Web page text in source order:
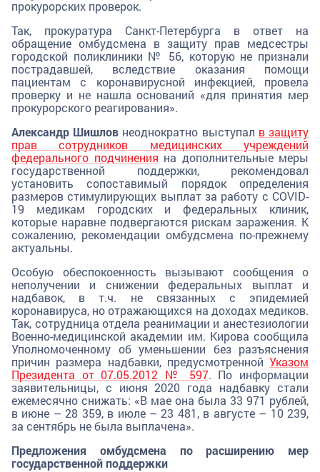
прокурорских проверок.
Так, прокуратура Санкт-Петербурга в ответ на
обращение омбудсмена в защиту прав медсестры
городской поликлиники № 56, которую не признали
пострадавшей, вследствие оказания помощи
пациентам с коронавирусной инфекцией, провела
проверку и не нашла оснований «для принятия мер
прокурорского реагирования».
Александр Шишлов неоднократно выступал в защиту
прав сотрудников медицинских учреждений
федерального подчинения на дополнительные меры
государственной поддержки, рекомендовал
установить сопоставимый порядок определения
размеров стимулирующих выплат за работу с COVID-
19 медикам городских и федеральных клиник,
которые наравне подвергаются рискам заражения. К
сожалению, рекомендации омбудсмена по-прежнему
актуальны.
Особую обеспокоенность вызывают сообщения о
неполучении и снижении федеральных выплат и
надбавок, в т.ч. не связанных с эпидемией
коронавируса, но отражающихся на доходах медиков.
Так, сотрудница отдела реанимации и анестезиологии
Военно-медицинской академии им. Кирова сообщила
Уполномоченному об уменьшении без разъяснения
причин размера надбавки, предусмотренной Указом
Президента от 07.05.2012 № 597. По информации
заявительницы, с июня 2020 года надбавку стали
ежемесячно снижать: «В мае она была 33 971 рублей,
в июне – 28 359, в июле – 23 481, в августе – 10 239,
за сентябрь не была выплачена».
Предложения омбудсмена по расширению мер
государственной поддержки